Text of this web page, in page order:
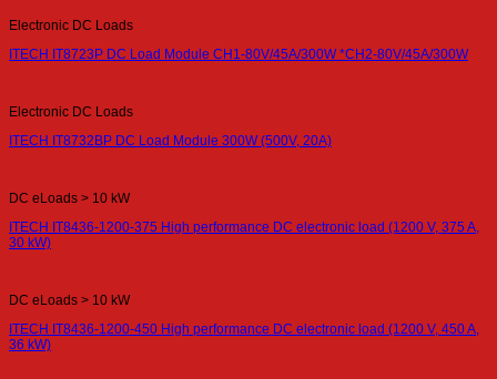
Electronic DC Loads
ITECH IT8723P DC Load Module CH1-80V/45A/300W *CH2-80V/45A/300W
Electronic DC Loads
ITECH IT8732BP DC Load Module 300W (500V, 20A)
DC eLoads > 10 kW
ITECH IT8436-1200-375 High performance DC electronic load (1200 V, 375 A,
30 kW)
DC eLoads > 10 kW
ITECH IT8436-1200-450 High performance DC electronic load (1200 V, 450 A,
36 kW)